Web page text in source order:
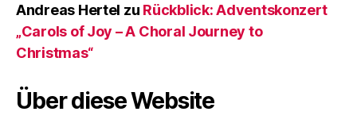
Andreas Hertel zu Rückblick: Adventskonzert
„Carols of Joy – A Choral Journey to
Christmas“
Über diese Website